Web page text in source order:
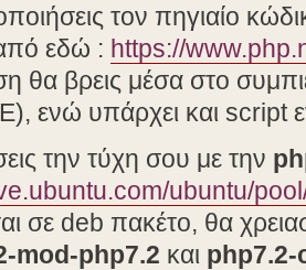
τον πηγιαίο
εδώ : https://
θα βρεις μέσα στο
ενώ υπάρχει και script
την τύχη σου με την
ubuntu/
σε deb πακέτο, θα
mod-php7.2 και php7.2-